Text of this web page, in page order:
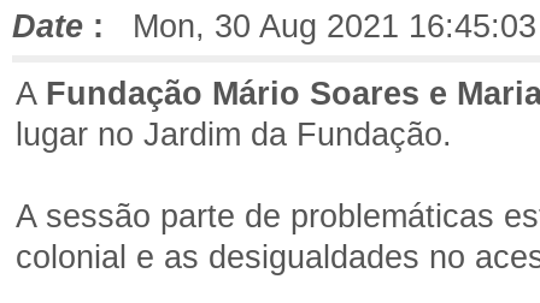
Date : Mon, 30 Aug 2021
A Fundação Mário Soares e
lugar no Jardim da Fundação.
A sessão parte de problemáticas
colonial e as desigualdades no